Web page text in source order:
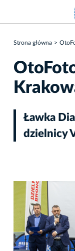
Strona główna
Ławka
dzielnicy